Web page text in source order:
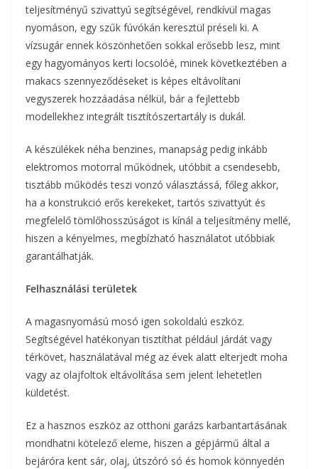
teljesítményű szivattyú segítségével, rendkívül magas
nyomáson, egy szűk fúvókán keresztül préseli ki. A
vízsugár ennek köszönhetően sokkal erősebb lesz, mint
egy hagyományos kerti locsolóé, minek következtében a
makacs szennyeződéseket is képes eltávolítani
vegyszerek hozzáadása nélkül, bár a fejlettebb
modellekhez integrált tisztítószertartály is dukál.
A készülékek néha benzines, manapság pedig inkább
elektromos motorral működnek, utóbbit a csendesebb,
tisztább működés teszi vonzó választássá, főleg akkor,
ha a konstrukció erős kerekeket, tartós szivattyút és
megfelelő tömlőhosszúságot is kínál a teljesítmény mellé,
hiszen a kényelmes, megbízható használatot utóbbiak
garantálhatják.
Felhasználási területek
A magasnyomású mosó igen sokoldalú eszköz.
Segítségével hatékonyan tisztíthat például járdát vagy
térkövet, használatával még az évek alatt elterjedt moha
vagy az olajfoltok eltávolítása sem jelent lehetetlen
küldetést.
Ez a hasznos eszköz az otthoni garázs karbantartásának
mondhatni kötelező eleme, hiszen a gépjármű által a
bejáróra kent sár, olaj, útszóró só és homok könnyedén